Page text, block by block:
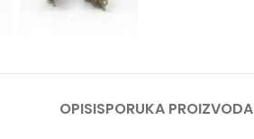
OPISISPORUKA PROIZVODA